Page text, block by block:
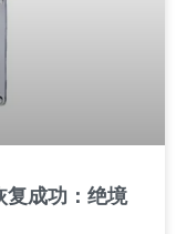
复成功：绝境